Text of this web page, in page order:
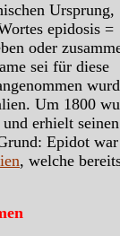
Ursprung,
epidosis =
oder
sei für diese
Um 1800
erhielt seinen
Epidot war
, welche